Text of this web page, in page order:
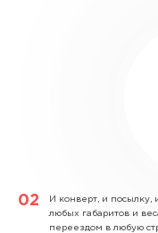
И конверт, и посылку,
любых габаритов и
переездом в любую